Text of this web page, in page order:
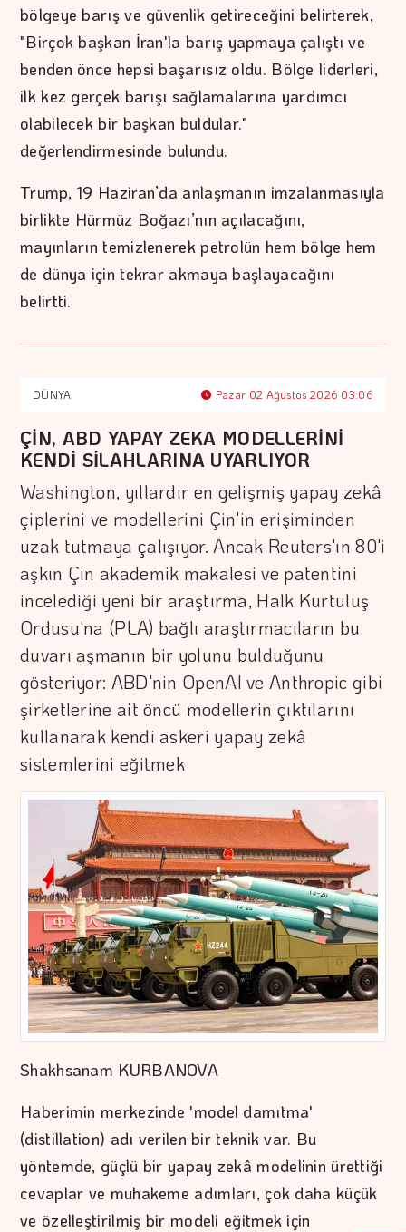
bölgeye barış ve güvenlik getireceğini belirterek,
"Birçok başkan İran'la barış yapmaya çalıştı ve
benden önce hepsi başarısız oldu. Bölge liderleri,
ilk kez gerçek barışı sağlamalarına yardımcı
olabilecek bir başkan buldular."
değerlendirmesinde bulundu.
Trump, 19 Haziran’da anlaşmanın imzalanmasıyla
birlikte Hürmüz Boğazı’nın açılacağını,
mayınların temizlenerek petrolün hem bölge hem
de dünya için tekrar akmaya başlayacağını
belirtti.
DÜNYA Pazar 02 Ağustos 2026 03:06
ÇİN, ABD YAPAY ZEKA MODELLERİNİ
KENDİ SİLAHLARINA UYARLIYOR
Washington, yıllardır en gelişmiş yapay zekâ
çiplerini ve modellerini Çin'in erişiminden
uzak tutmaya çalışıyor. Ancak Reuters'ın 80'i
aşkın Çin akademik makalesi ve patentini
incelediği yeni bir araştırma, Halk Kurtuluş
Ordusu'na (PLA) bağlı araştırmacıların bu
duvarı aşmanın bir yolunu bulduğunu
gösteriyor: ABD'nin OpenAI ve Anthropic gibi
şirketlerine ait öncü modellerin çıktılarını
kullanarak kendi askeri yapay zekâ
sistemlerini eğitmek
Shakhsanam KURBANOVA
Haberimin merkezinde 'model damıtma'
(distillation) adı verilen bir teknik var. Bu
yöntemde, güçlü bir yapay zekâ modelinin ürettiği
cevaplar ve muhakeme adımları, çok daha küçük
ve özelleştirilmiş bir modeli eğitmek için